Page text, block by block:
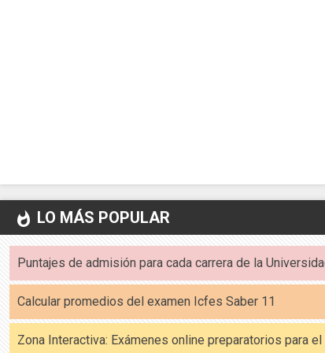
whatshot LO MÁS POPULAR
Puntajes de admisión para cada carrera de la
Calcular promedios del examen Icfes Saber 11
Zona Interactiva: Exámenes online preparatorios para